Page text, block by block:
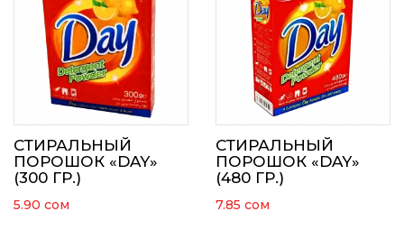
СТИРАЛЬНЫЙ
ПОРОШОК «DAY»
(300 ГР.)
5.90 сом
СТИРАЛЬНЫЙ
ПОРОШОК «DAY»
(480 ГР.)
7.85 сом